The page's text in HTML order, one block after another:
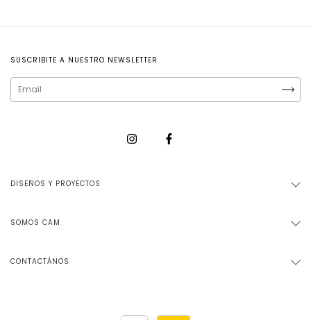
SUSCRIBITE A NUESTRO NEWSLETTER
DISEÑOS Y PROYECTOS
SOMOS CAM
CONTACTÁNOS